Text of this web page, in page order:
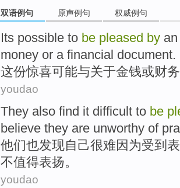
双语例句 原声例句 权威例句
Its possible to be pleased by
money or a financial document.
这份惊喜可能与关于金钱或财务
youdao
They also find it difficult to be
believe they are unworthy of
他们也发现自己很难因为受到
不值得表扬。
youdao